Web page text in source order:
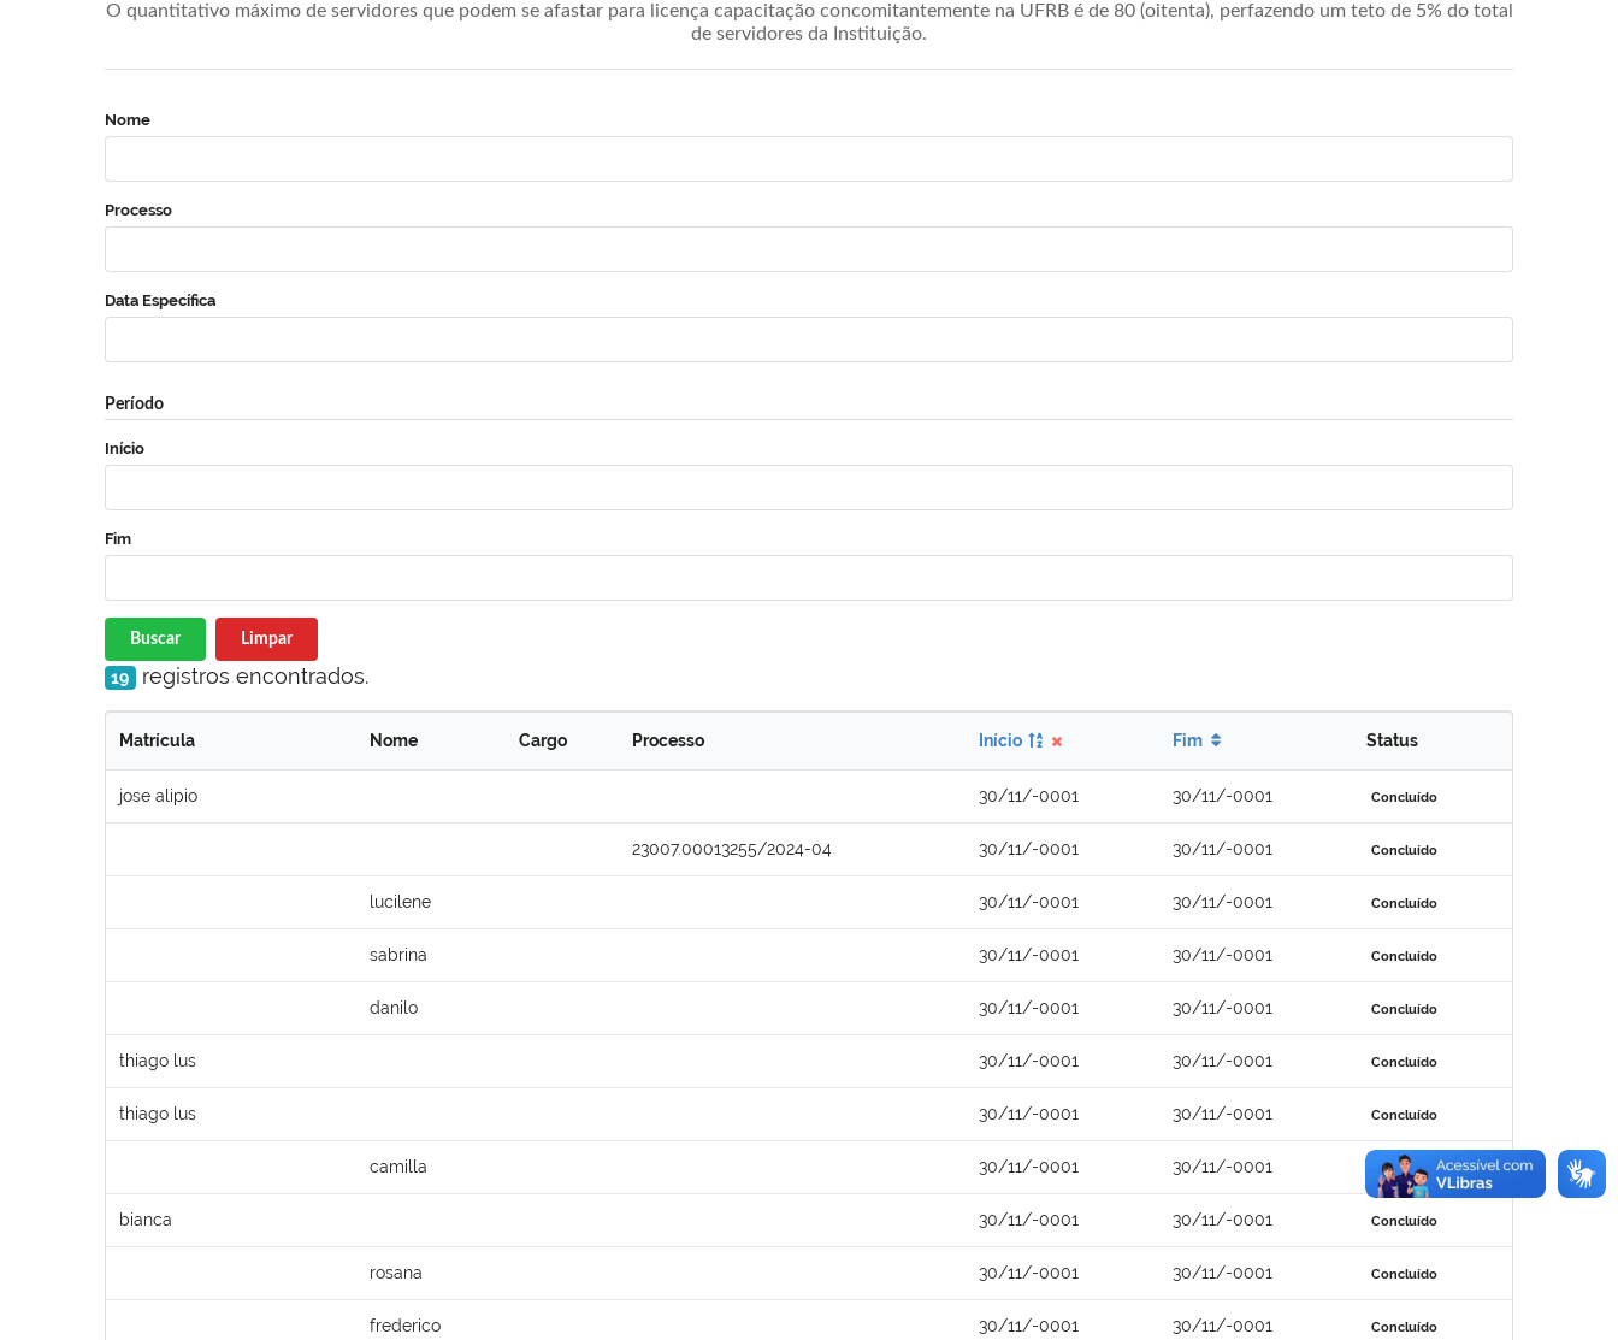
O quantitativo máximo de servidores que podem se afastar para licença capacitação concomitantemente na UFRB é de 80 (oitenta), perfazendo um teto de 5% do total
de servidores da Instituição.
Nome
Processo
Data Específica
Período
Início
Fim
Buscar Limpar
19 registros encontrados.
Matrícula Nome Cargo Processo Início Fim Status
jose alipio 30/11/-0001 30/11/-0001 Concluído
23007.00013255/2024-04 30/11/-0001 30/11/-0001 Concluído
lucilene 30/11/-0001 30/11/-0001 Concluído
sabrina 30/11/-0001 30/11/-0001 Concluído
danilo 30/11/-0001 30/11/-0001 Concluído
thiago lus 30/11/-0001 30/11/-0001 Concluído
thiago lus 30/11/-0001 30/11/-0001 Concluído
camilla 30/11/-0001 30/11/-0001 Concluído
bianca 30/11/-0001 30/11/-0001 Concluído
rosana 30/11/-0001 30/11/-0001 Concluído
frederico 30/11/-0001 30/11/-0001 Concluído